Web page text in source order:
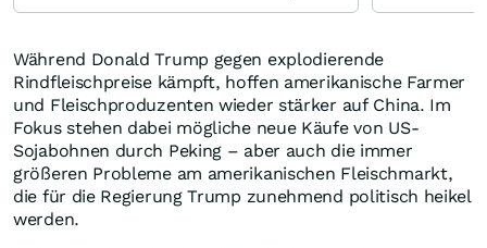
Während Donald Trump gegen explodierende
Rindfleischpreise kämpft, hoffen amerikanische Farmer
und Fleischproduzenten wieder stärker auf China. Im
Fokus stehen dabei mögliche neue Käufe von US-
Sojabohnen durch Peking – aber auch die immer
größeren Probleme am amerikanischen Fleischmarkt,
die für die Regierung Trump zunehmend politisch heikel
werden.